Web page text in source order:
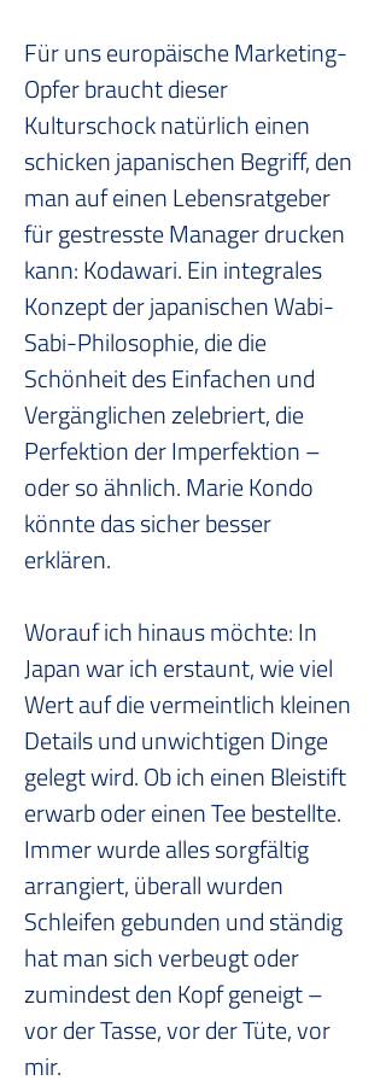
Für uns europäische Marketing-
Opfer braucht dieser
Kulturschock natürlich einen
schicken japanischen Begriff, den
man auf einen Lebensratgeber
für gestresste Manager drucken
kann: Kodawari. Ein integrales
Konzept der japanischen Wabi-
Sabi-Philosophie, die die
Schönheit des Einfachen und
Vergänglichen zelebriert, die
Perfektion der Imperfektion –
oder so ähnlich. Marie Kondo
könnte das sicher besser
erklären.
Worauf ich hinaus möchte: In
Japan war ich erstaunt, wie viel
Wert auf die vermeintlich kleinen
Details und unwichtigen Dinge
gelegt wird. Ob ich einen Bleistift
erwarb oder einen Tee bestellte.
Immer wurde alles sorgfältig
arrangiert, überall wurden
Schleifen gebunden und ständig
hat man sich verbeugt oder
zumindest den Kopf geneigt –
vor der Tasse, vor der Tüte, vor
mir.